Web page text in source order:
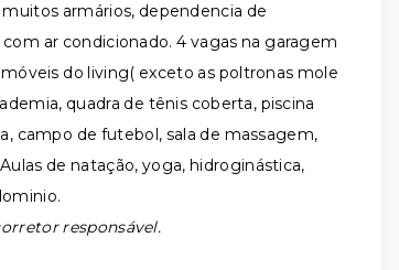
armários, dependencia de
ar condicionado. 4 vagas na garagem
do living( exceto as poltronas mole
quadra de tênis coberta, piscina
campo de futebol, sala de massagem,
de natação, yoga, hidroginástica,
responsável.